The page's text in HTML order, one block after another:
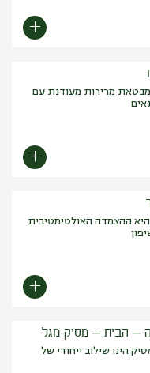
מבטאת מרירות מעודנת עם
ההצמדה האולטימטיבית
– הבית – מסיק מגל
הינו שילוב ייחודי של